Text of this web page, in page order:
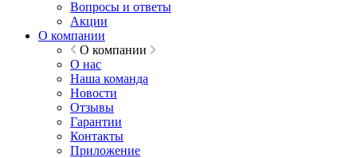
Вопросы и ответы
Акции
О компании
О компании
О нас
Наша команда
Новости
Отзывы
Гарантии
Контакты
Приложение